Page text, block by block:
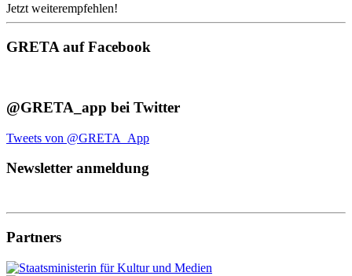
Jetzt weiterempfehlen!
GRETA auf Facebook
@GRETA_app bei Twitter
Tweets von @GRETA_App
Newsletter anmeldung
Partners